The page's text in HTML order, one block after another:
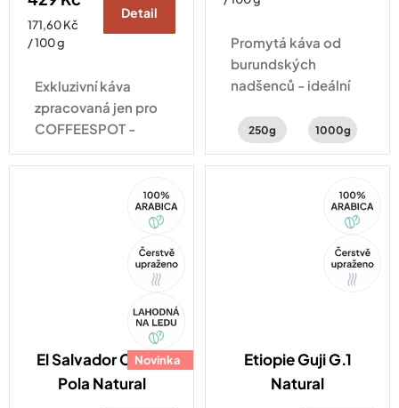
Měrná
cena:
171,60 Kč
/ 100 g
Detail
Exkluzivní káva
zpracovaná jen pro
COFFEESPOT -
každý šálek zárukou
výjimečnosti.
Promytá káva od
burundských
nadšenců - ideální
citrusů, zralého
250g 1000g
Novinka
Tip
Arabica
El Salvador Carlos
Pola Natural
Tip
Arabica
Etiopie Guji G.1
Natural